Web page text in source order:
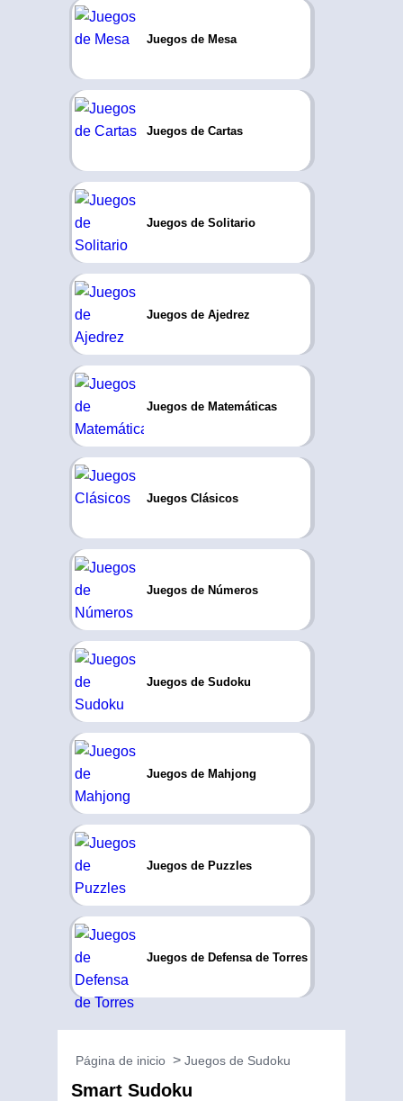
Juegos de Mesa
Juegos de Cartas
Juegos de Solitario
Juegos de Ajedrez
Juegos de Matemáticas
Juegos Clásicos
Juegos de Números
Juegos de Sudoku
Juegos de Mahjong
Juegos de Puzzles
Juegos de Defensa de Torres
Página de inicio Juegos de Sudoku
Smart Sudoku